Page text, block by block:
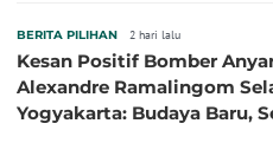
BERITA PILIHAN 2 hari lalu
Kesan Positif Bomber
Alexandre Ramalingom
Yogyakarta: Budaya Baru,